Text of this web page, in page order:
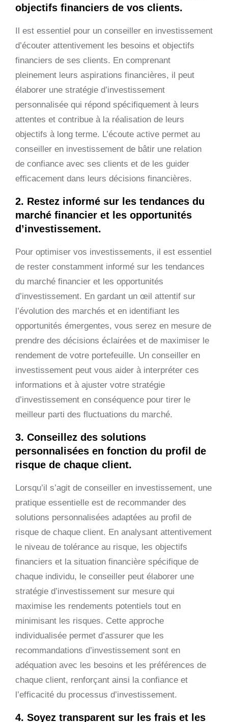
objectifs financiers de vos clients.
Il est essentiel pour un conseiller en investissement
d’écouter attentivement les besoins et objectifs
financiers de ses clients. En comprenant
pleinement leurs aspirations financières, il peut
élaborer une stratégie d’investissement
personnalisée qui répond spécifiquement à leurs
attentes et contribue à la réalisation de leurs
objectifs à long terme. L’écoute active permet au
conseiller en investissement de bâtir une relation
de confiance avec ses clients et de les guider
efficacement dans leurs décisions financières.
2. Restez informé sur les tendances du
marché financier et les opportunités
d’investissement.
Pour optimiser vos investissements, il est essentiel
de rester constamment informé sur les tendances
du marché financier et les opportunités
d’investissement. En gardant un œil attentif sur
l’évolution des marchés et en identifiant les
opportunités émergentes, vous serez en mesure de
prendre des décisions éclairées et de maximiser le
rendement de votre portefeuille. Un conseiller en
investissement peut vous aider à interpréter ces
informations et à ajuster votre stratégie
d’investissement en conséquence pour tirer le
meilleur parti des fluctuations du marché.
3. Conseillez des solutions
personnalisées en fonction du profil de
risque de chaque client.
Lorsqu’il s’agit de conseiller en investissement, une
pratique essentielle est de recommander des
solutions personnalisées adaptées au profil de
risque de chaque client. En analysant attentivement
le niveau de tolérance au risque, les objectifs
financiers et la situation financière spécifique de
chaque individu, le conseiller peut élaborer une
stratégie d’investissement sur mesure qui
maximise les rendements potentiels tout en
minimisant les risques. Cette approche
individualisée permet d’assurer que les
recommandations d’investissement sont en
adéquation avec les besoins et les préférences de
chaque client, renforçant ainsi la confiance et
l’efficacité du processus d’investissement.
4. Soyez transparent sur les frais et les